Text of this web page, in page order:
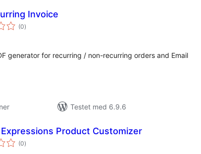
Invoice
(0totale
vurderinger
)
generator for recurring / non-recurring orders and Email
Testet med 6.9.6
Product Customizer
(0totale
vurderinger
)